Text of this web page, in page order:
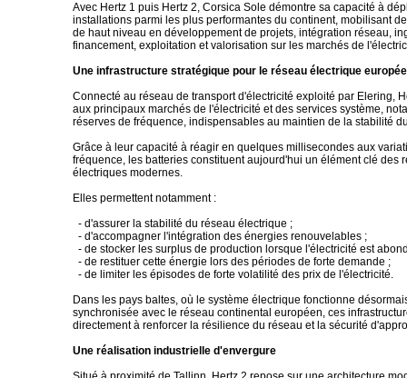
Avec Hertz 1 puis Hertz 2, Corsica Sole démontre sa capacité à
installations parmi les plus performantes du continent, mobilisant
de haut niveau en développement de projets, intégration réseau,
financement, exploitation et valorisation sur les marchés de
Une infrastructure stratégique pour le réseau électrique
Connecté au réseau de transport d'électricité exploité par Elering,
aux principaux marchés de l'électricité et des services système,
réserves de fréquence, indispensables au maintien de la stabilité
Grâce à leur capacité à réagir en quelques millisecondes aux
fréquence, les batteries constituent aujourd'hui un élément clé des
électriques modernes.
Elles permettent notamment :
- d'assurer la stabilité du réseau électrique ;
- d'accompagner l'intégration des énergies renouvelables ;
- de stocker les surplus de production lorsque l'électricité est
- de restituer cette énergie lors des périodes de forte demande ;
- de limiter les épisodes de forte volatilité des prix de l'électricité.
Dans les pays baltes, où le système électrique fonctionne
synchronisée avec le réseau continental européen, ces
directement à renforcer la résilience du réseau et la sécurité
Une réalisation industrielle d'envergure